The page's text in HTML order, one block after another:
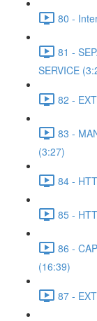
80 -
81 -
SERVICE
82 -
83 -
(3:27)
84 -
85 -
86 -
(16:39)
87 -